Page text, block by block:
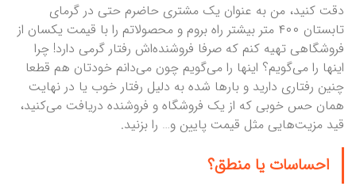
دقت کنید، من به عنوان یک مشتری حاضرم حتی در گرمای
تابستان ۴۰۰ متر بیشتر راه بروم و محصولاتم را با قیمت یکسان از
فروشگاهی تهیه کنم که صرفا فروشنده‌اش رفتار گرمی دارد! چرا
اینها را می‌گویم؟ اینها را می‌گویم چون می‌دانم خودتان هم قطعا
چنین رفتاری دارید و بارها شده به دلیل رفتار خوب یا در نهایت
همان حس خوبی که از یک فروشگاه و فروشنده دریافت می‌کنید،
قید مزیت‌هایی مثل قیمت پایین و… را بزنید.
احساسات یا منطق؟